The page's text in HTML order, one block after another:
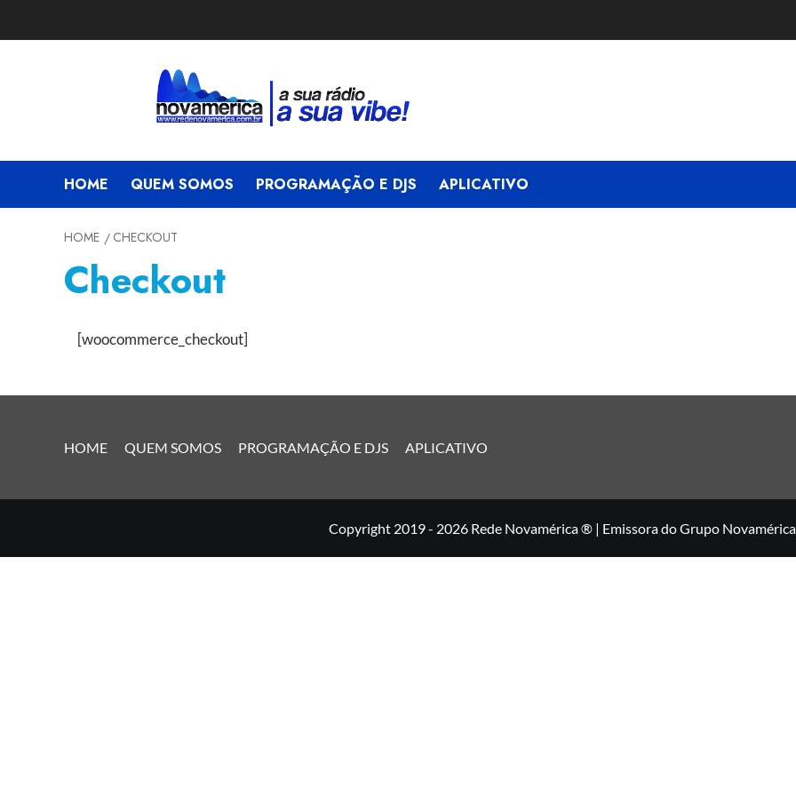
HOME QUEM SOMOS PROGRAMAÇÃO E DJS APLICATIVO
HOME CHECKOUT
Checkout
[woocommerce_checkout]
HOME QUEM SOMOS PROGRAMAÇÃO E DJS APLICATIVO
Copyright 2019 - 2026 Rede Novamérica ® | Emissora do Grupo